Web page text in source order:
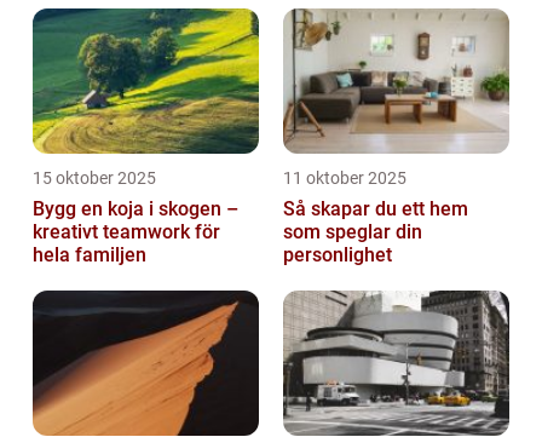
15 oktober 2025
Bygg en koja i skogen –
kreativt teamwork för
hela familjen
11 oktober 2025
Så skapar du ett hem
som speglar din
personlighet